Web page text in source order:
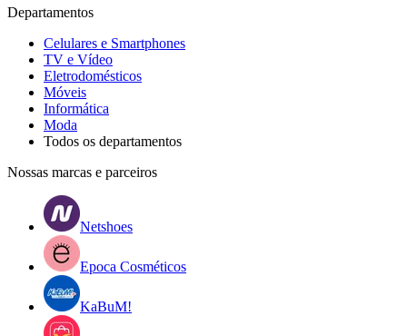
Departamentos
Celulares e Smartphones
TV e Vídeo
Eletrodomésticos
Móveis
Informática
Moda
Todos os departamentos
Nossas marcas e parceiros
Netshoes
Epoca Cosméticos
KaBuM!